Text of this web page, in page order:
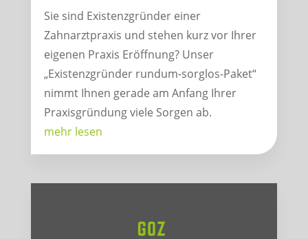
Sie sind Existenzgründer einer
Zahnarztpraxis und stehen kurz vor Ihrer
eigenen Praxis Eröffnung? Unser
„Existenzgründer rundum-sorglos-Paket“
nimmt Ihnen gerade am Anfang Ihrer
Praxisgründung viele Sorgen ab.
mehr lesen